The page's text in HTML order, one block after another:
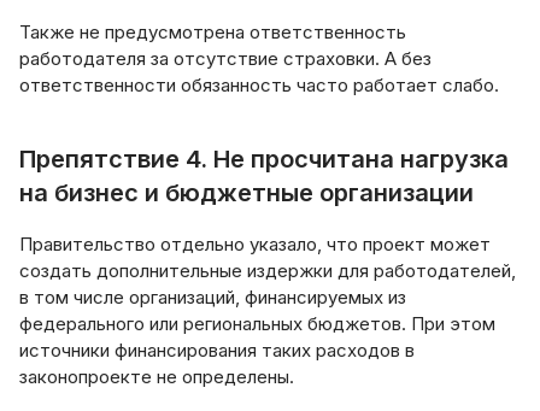
Также не предусмотрена ответственность
работодателя за отсутствие страховки. А без
ответственности обязанность часто работает слабо.
Препятствие 4. Не просчитана нагрузка
на бизнес и бюджетные организации
Правительство отдельно указало, что проект может
создать дополнительные издержки для работодателей,
в том числе организаций, финансируемых из
федерального или региональных бюджетов. При этом
источники финансирования таких расходов в
законопроекте не определены.